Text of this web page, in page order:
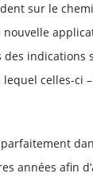
sur le
indications
celles-ci
années afin